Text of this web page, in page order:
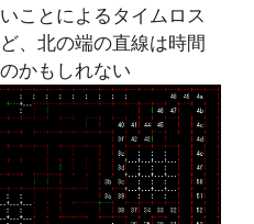
ことによるタイムロス
、北の端の直線は時間
かもしれない